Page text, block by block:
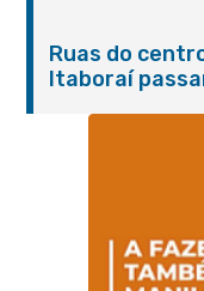
Ruas do
Itaboraí